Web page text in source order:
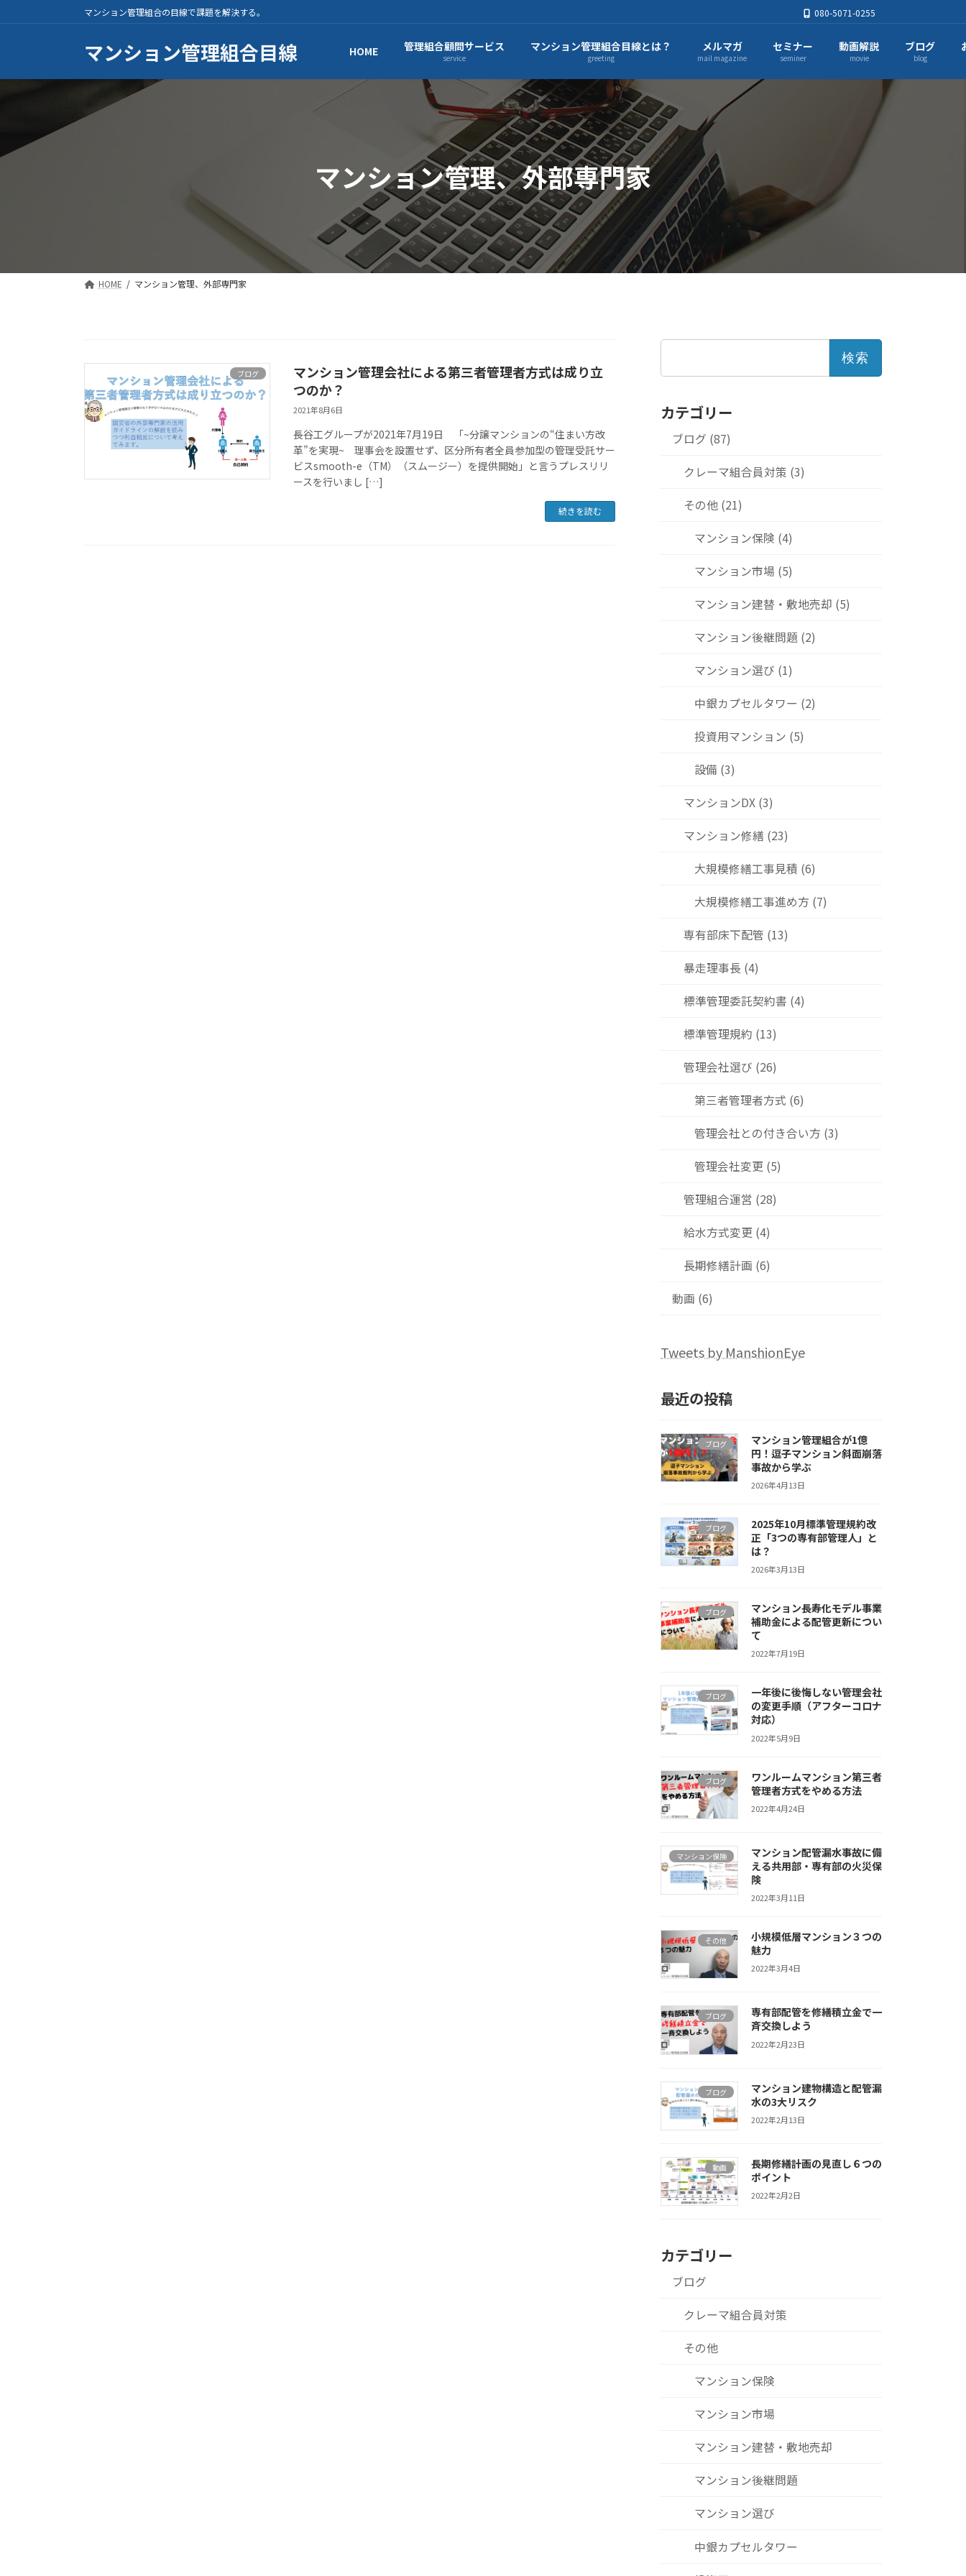
ン
ツ
ッ
ビ
シ
移
マンション管理組合の目線で課題を解決する。 080-5071-0255
マンション管理組合目線 HOME 管理組合顧問サービス
service
マンション管理組合目線とは？
greeting
メルマガ
mail magazine
セミナー
seminer
動画解説
movie
ブログ
blog
マンション管理、外部専門家
HOME マンション管理、外部専門家
ブログ
マンション管理会社による第三者管理者方式は成り立
つのか？
2021年8月6日
長谷工グループが2021年7月19日 「~分譲マンションの“住まい方改
革”を実現~ 理事会を設置せず、区分所有者全員参加型の管理受託サー
ビスsmooth-e（TM）（スムージー）を提供開始」と言うプレスリリ
ースを行いまし […]
続きを読む
検
カテゴリー
ブログ (87)
クレーマ組合員対策 (3)
その他 (21)
マンション保険 (4)
マンション市場 (5)
マンション建替・敷地売却 (5)
マンション後継問題 (2)
マンション選び (1)
中銀カプセルタワー (2)
投資用マンション (5)
設備 (3)
マンションDX (3)
マンション修繕 (23)
大規模修繕工事見積 (6)
大規模修繕工事進め方 (7)
専有部床下配管 (13)
暴走理事長 (4)
標準管理委託契約書 (4)
標準管理規約 (13)
管理会社選び (26)
第三者管理者方式 (6)
管理会社との付き合い方 (3)
管理会社変更 (5)
管理組合運営 (28)
給水方式変更 (4)
長期修繕計画 (6)
動画 (6)
Tweets by ManshionEye
最近の投稿
ブログ
マンション管理組合が1億
円！逗子マンション斜面崩落
事故から学ぶ
2026年4月13日
ブログ
2025年10月標準管理規約改
正「3つの専有部管理人」と
は？
2026年3月13日
ブログ
マンション長寿化モデル事業
補助金による配管更新につい
て
2022年7月19日
ブログ
一年後に後悔しない管理会社
の変更手順（アフターコロナ
対応）
2022年5月9日
ブログ
ワンルームマンション第三者
管理者方式をやめる方法
2022年4月24日
マンション保険
マンション配管漏水事故に備
える共用部・専有部の火災保
険
2022年3月11日
その他
小規模低層マンション３つの
魅力
2022年3月4日
ブログ
専有部配管を修繕積立金で一
斉交換しよう
2022年2月23日
ブログ
マンション建物構造と配管漏
水の3大リスク
2022年2月13日
動画
長期修繕計画の見直し６つの
ポイント
2022年2月2日
カテゴリー
ブログ
クレーマ組合員対策
その他
マンション保険
マンション市場
マンション建替・敷地売却
マンション後継問題
マンション選び
中銀カプセルタワー